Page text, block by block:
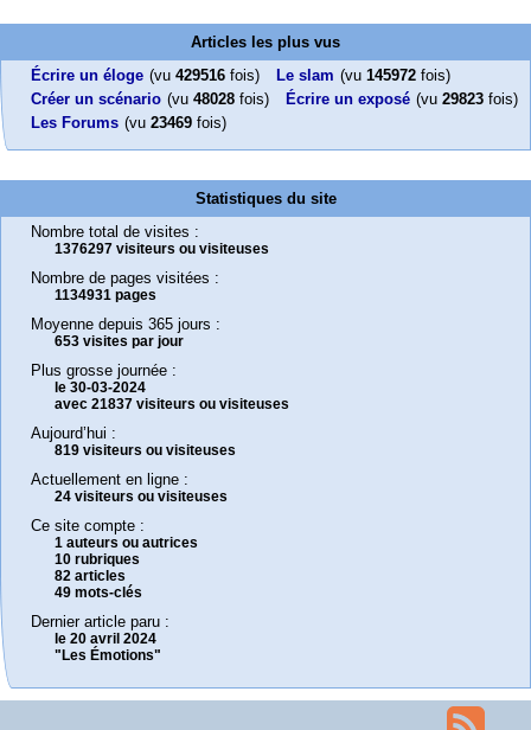
Articles les plus vus
Écrire un éloge (vu 429516 fois) Le slam (vu 145972 fois)
Créer un scénario (vu 48028 fois) Écrire un exposé (vu 29823 fois)
Les Forums (vu 23469 fois)
Statistiques du site
Nombre total de visites :
1376297 visiteurs ou visiteuses
Nombre de pages visitées :
1134931 pages
Moyenne depuis 365 jours :
653 visites par jour
Plus grosse journée :
le 30-03-2024
avec 21837 visiteurs ou visiteuses
Aujourd’hui :
819 visiteurs ou visiteuses
Actuellement en ligne :
24 visiteurs ou visiteuses
Ce site compte :
1 auteurs ou autrices
10 rubriques
82 articles
49 mots-clés
Dernier article paru :
le 20 avril 2024
"Les Émotions"